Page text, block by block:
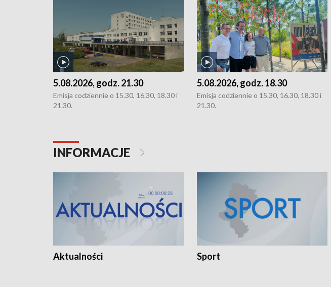
5.08.2026, godz. 21.30
Emisja codziennie o 15.30, 16.30, 18.30 i
21.30.
5.08.2026, godz. 18.30
Emisja codziennie o 15.30, 16.30, 18.30 i
21.30.
INFORMACJE
Aktualności Sport